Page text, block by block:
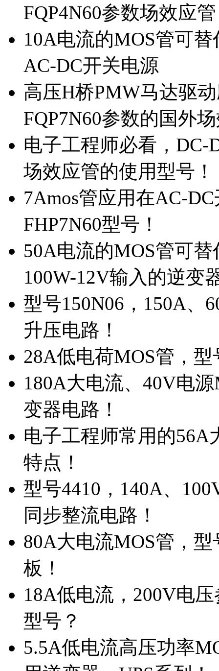
FQP4N60参数场效应
10A电流的MOS管可
AC-DC开关电源
高压H桥PMW马达驱
FQP7N60参数的国外
电子工程师必看，DC-
场效应管的使用型号！
7Amos管应用在AC-
FHP7N60型号！
50A电流的MOS管可
100W-12V输入的逆变
型号150N06，150A、
升压电路！
28A低电荷MOS管，
180A大电流、40V电
变器电路！
电子工程师常用的56A
特点！
型号4410，140A、
同步整流电路！
80A大电流MOS管，
板！
18A低电流，200V电
型号？
5.5A低电流高压功率